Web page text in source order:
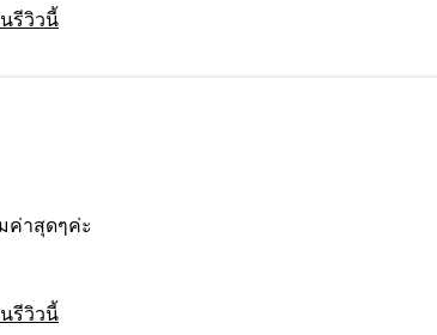
รีวิวนี้
ค่าสุดๆค่ะ
รีวิวนี้